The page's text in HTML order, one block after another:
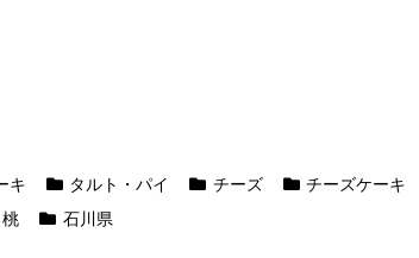
キ タルト・パイ チーズ
チーズケーキ
桃 石川県